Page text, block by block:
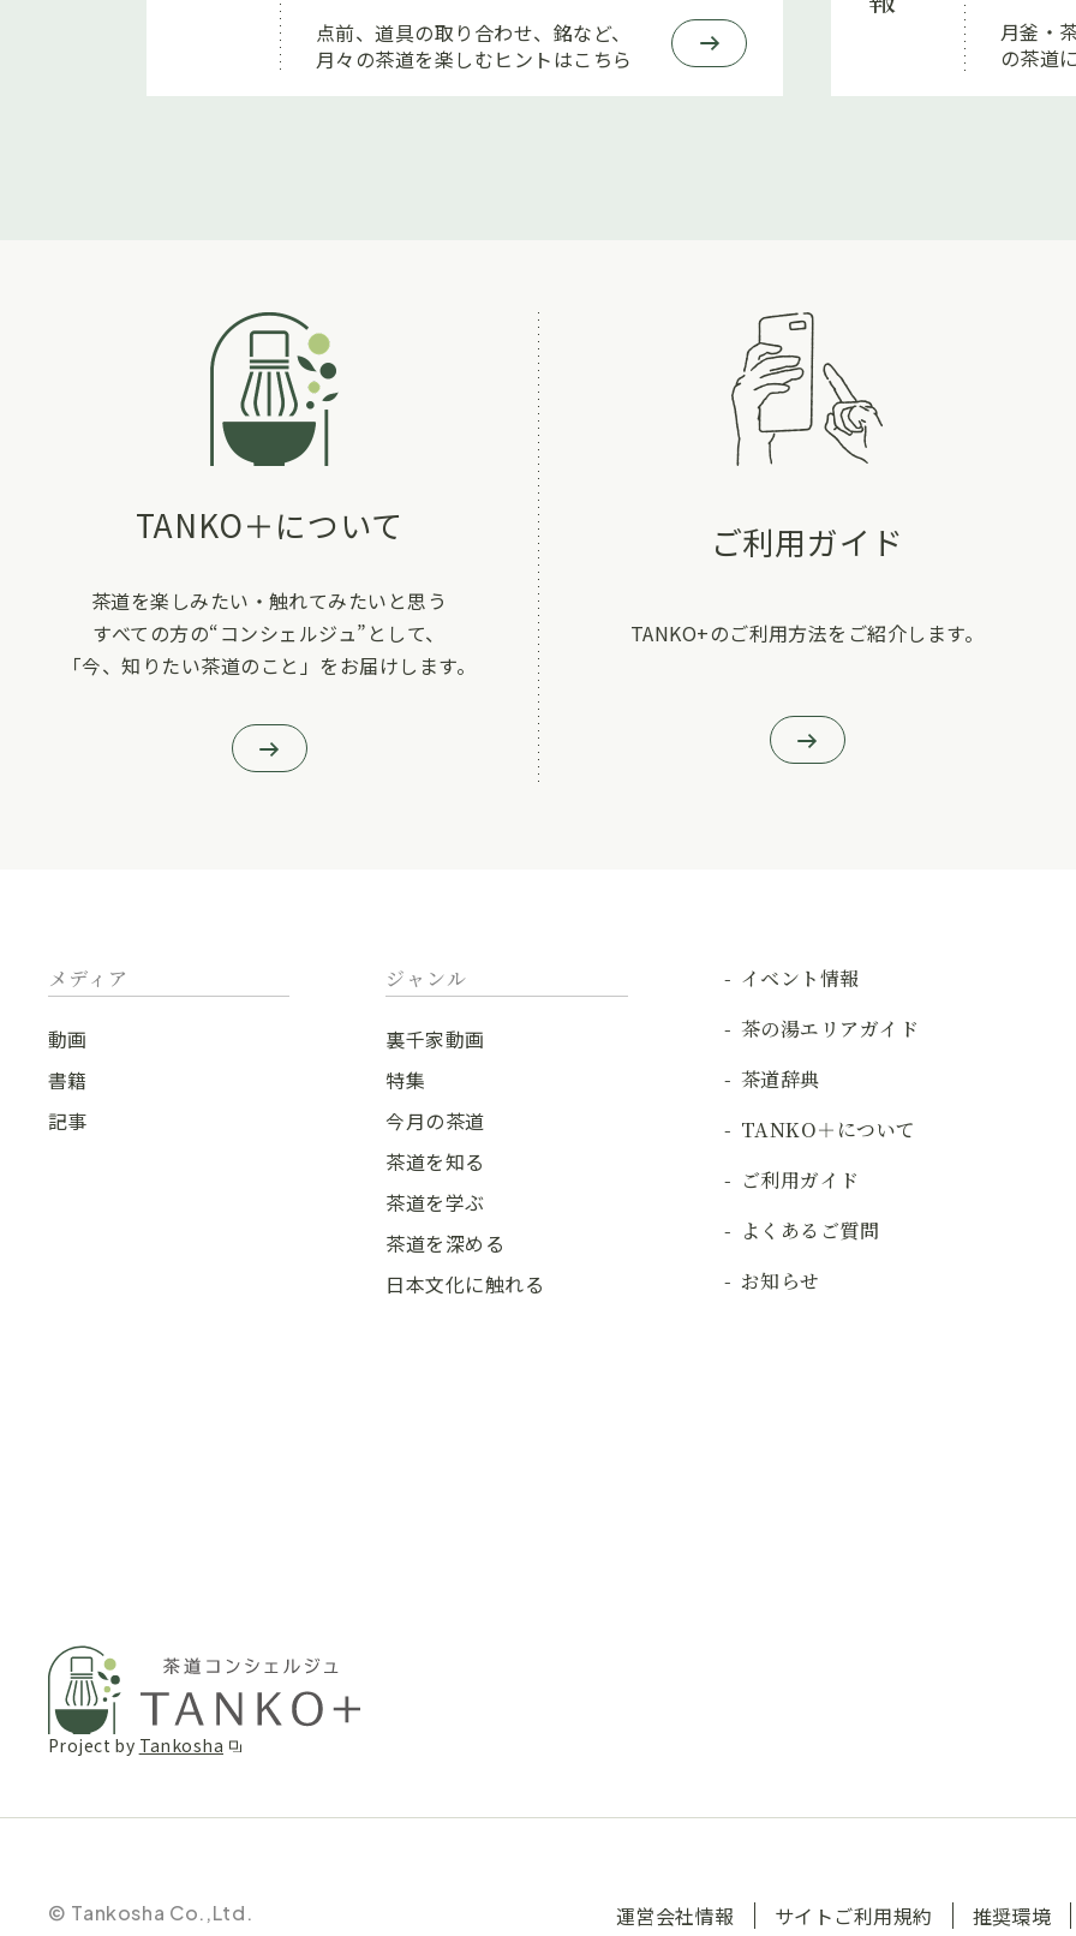
点前、道具の取り合わせ、銘など、
月々の茶道を楽しむヒントはこちら
月釜・
の茶道
TANKO＋について
茶道を楽しみたい・触れてみたいと思う
すべての方の“コンシェルジュ”として、
「今、知りたい茶道のこと」をお届けします。
ご利用ガイド
TANKO+のご利用方法をご紹介します。
メディア
動画
書籍
記事
ジャンル
裏千家動画
特集
今月の茶道
茶道を知る
茶道を学ぶ
茶道を深める
日本文化に触れる
イベント情報
茶の湯エリアガイド
茶道辞典
TANKO＋について
ご利用ガイド
よくあるご質問
お知らせ
Project by Tankosha
運営会社情報 サイトご利用規約 推奨環境
© Tankosha Co.,Ltd.